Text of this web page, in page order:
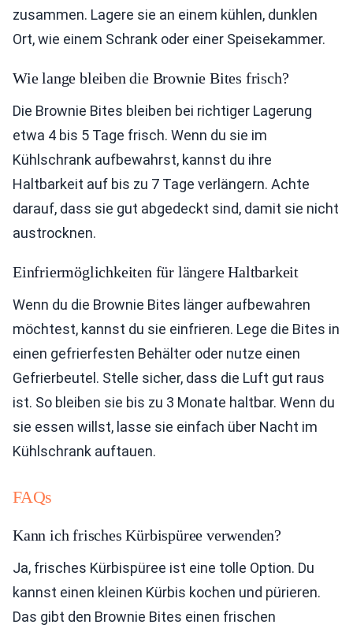
zusammen. Lagere sie an einem kühlen, dunklen
Ort, wie einem Schrank oder einer Speisekammer.
Wie lange bleiben die Brownie Bites frisch?
Die Brownie Bites bleiben bei richtiger Lagerung
etwa 4 bis 5 Tage frisch. Wenn du sie im
Kühlschrank aufbewahrst, kannst du ihre
Haltbarkeit auf bis zu 7 Tage verlängern. Achte
darauf, dass sie gut abgedeckt sind, damit sie nicht
austrocknen.
Einfriermöglichkeiten für längere Haltbarkeit
Wenn du die Brownie Bites länger aufbewahren
möchtest, kannst du sie einfrieren. Lege die Bites in
einen gefrierfesten Behälter oder nutze einen
Gefrierbeutel. Stelle sicher, dass die Luft gut raus
ist. So bleiben sie bis zu 3 Monate haltbar. Wenn du
sie essen willst, lasse sie einfach über Nacht im
Kühlschrank auftauen.
FAQs
Kann ich frisches Kürbispüree verwenden?
Ja, frisches Kürbispüree ist eine tolle Option. Du
kannst einen kleinen Kürbis kochen und pürieren.
Das gibt den Brownie Bites einen frischen